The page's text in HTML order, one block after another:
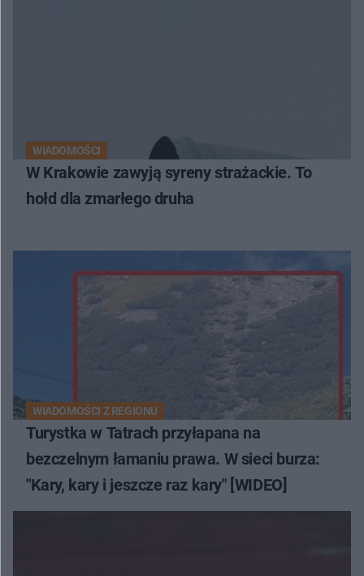
WIADOMOŚCI
W Krakowie zawyją syreny strażackie. To
hołd dla zmarłego druha
WIADOMOŚCI Z REGIONU
Turystka w Tatrach przyłapana na
bezczelnym łamaniu prawa. W sieci burza:
"Kary, kary i jeszcze raz kary" [WIDEO]